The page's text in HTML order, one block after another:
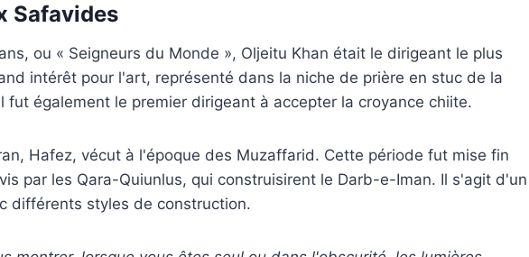
Safavides
ou « Seigneurs du Monde », Oljeitu Khan était le dirigeant le plus
intérêt pour l'art, représenté dans la niche de prière en stuc de la
fut également le premier dirigeant à accepter la croyance chiite.
Hafez, vécut à l'époque des Muzaffarid. Cette période fut mise fin
par les Qara-Quiunlus, qui construisirent le Darb-e-Iman. Il s'agit d'un
différents styles de construction.